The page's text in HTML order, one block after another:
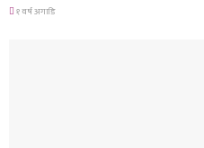
१ वर्ष अगाडि